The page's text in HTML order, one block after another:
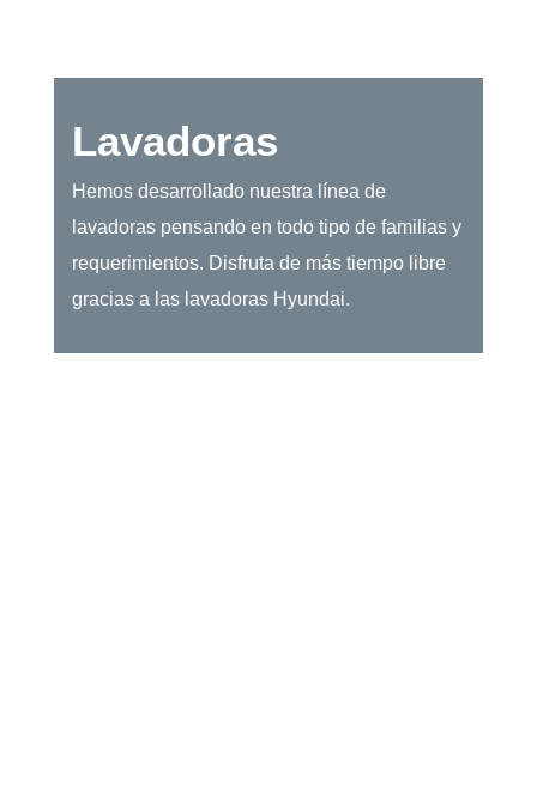
Lavadoras
Hemos desarrollado nuestra línea de
lavadoras pensando en todo tipo de familias y
requerimientos. Disfruta de más tiempo libre
gracias a las lavadoras Hyundai.